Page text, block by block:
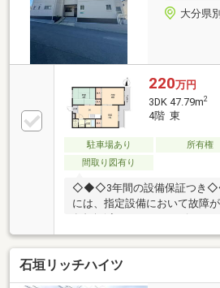
大分県
220万円
3DK 47.79m2
4階 東
駐車場あり 所有権
間取り図有り
◇◆◇3年間の設備保証つき
には、指定設備において故障
仲介会社を介さず、弊社から
適用※保証内容の制限・保証
設備トラブルの問い合わせを
成約されたお客様には、突発
石垣リッチハイツ